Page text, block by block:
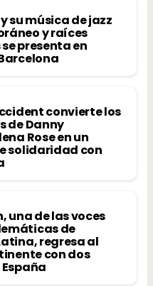
su música de jazz
y raíces
presenta en
convierte los
de Danny
Rose en un
solidaridad con
una de las voces
de
regresa al
con dos